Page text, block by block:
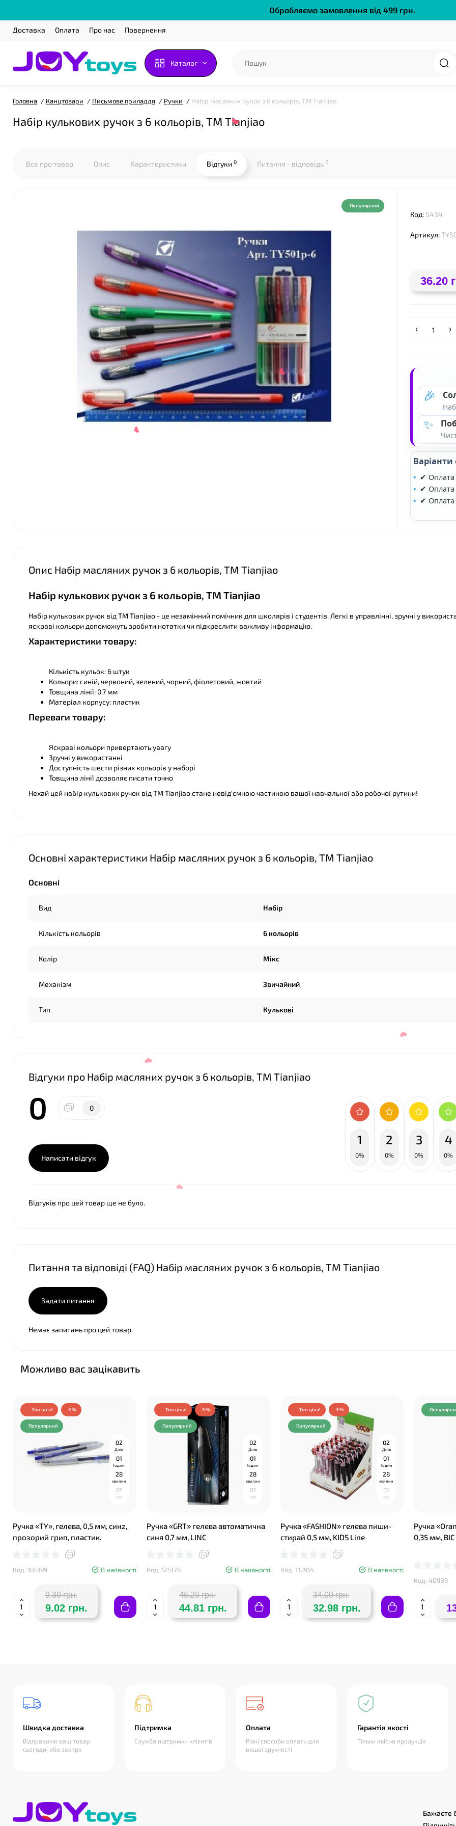
Обробляємо замовлення від 499 грн.
Доставка Оплата Про нас Повернення
Каталог
Головна Канцтовари Письмове приладдя Ручки Набір масляних ручок з 6 кольорів, ТМ Tianjiao
Набір кулькових ручок з 6 кольорів, ТМ Tianjiao
Все про товар Опис Характеристики Відгуки 0 Питання - відповідь 0
Популярний
Код: 5434
Артикул:
36.20
🎉
✨
✔ Оплата
✔ Оплата
✔ Оплата
Опис Набір масляних ручок з 6 кольорів, ТМ Tianjiao
Набір кулькових ручок з 6 кольорів, ТМ Tianjiao
Набір кулькових ручок від ТМ Tianjiao - це незамінний помічник для школярів і студентів. Легкі в управлінні, зручні у
яскраві кольори допоможуть зробити нотатки чи підкреслити важливу інформацію.
Характеристики товару:
Кількість кульок: 6 штук
Кольори: синій, червоний, зелений, чорний, фіолетовий, жовтий
Товщина лінії: 0.7 мм
Матеріал корпусу: пластик
Переваги товару:
Яскраві кольори привертають увагу
Зручні у використанні
Доступність шести різних кольорів у наборі
Товщина лінії дозволяє писати точно
Нехай цей набір кулькових ручок від ТМ Tianjiao стане невід'ємною частиною вашої навчальної або робочої рутини!
Основні характеристики Набір масляних ручок з 6 кольорів, ТМ Tianjiao
Основні
Вид Набір
Кількість кольорів 6 кольорів
Колір Мікс
Механізм Звичайний
Тип Кулькові
Відгуки про Набір масляних ручок з 6 кольорів, ТМ Tianjiao
0 0
Написати відгук
1
0%
2
0%
3
0%
4
0%
Відгуків про цей товар ще не було.
Питання та відповіді (FAQ) Набір масляних ручок з 6 кольорів, ТМ Tianjiao
Задати питання
Немає запитань про цей товар.
Можливо вас зацікавить
Топ ціна! -3 %
Популярний
02
Днів
01
Годин
28
хвилин
00
сек
Ручка «TY», гелева, 0,5 мм, синz,
прозорий грип, пластик.
Код: 105199 В наявності
9.30 грн.
9.02 грн.
Топ ціна! -3 %
Популярний
02
Днів
01
Годин
28
хвилин
00
сек
Ручка «GRT» гелева автоматична
синя 0,7 мм, LINC
Код: 125174 В наявності
46.20 грн.
44.81 грн.
Топ ціна! -3 %
Популярний
02
Днів
01
Годин
28
хвилин
00
сек
Ручка «FASHION» гелева пиши-
стирай 0,5 мм, KIDS Line
Код: 112914 В наявності
34.00 грн.
32.98 грн.
Ручка
0,35 мм, BIC
Код: 40989
Швидка доставка
Відправимо ваш товар
сьогодні або завтра
Підтримка
Служба підтримки клієнтів
Оплата
Різні способи оплати для
вашої зручності
Гарантія якості
Тільки якісна продукція
Бажаєте
❤
❤